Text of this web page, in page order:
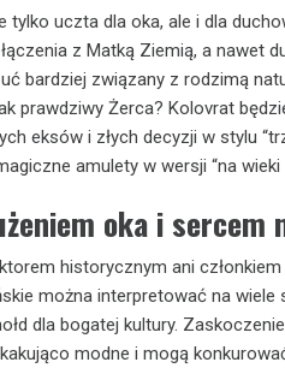
tylko uczta dla oka, ale i dla
z Matką Ziemią, a nawet
bardziej związany z rodzimą
prawdziwy Żerca? Kolovrat
eksów i złych decyzji w stylu
amulety w wersji “na wieki
oka i sercem
historycznym ani
można interpretować na
dla bogatej kultury.
modne i mogą